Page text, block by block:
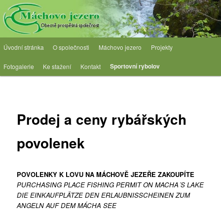
Přejít
k
hlavnímu
obsahu
webu OPS Máchovo jezero
Obecně prospěšná společnost
Hlavní
menu
Úvodní stránka O společnosti Máchovo jezero Projekty
Fotogalerie Ke stažení Kontakt Sportovní rybolov
Prodej a ceny rybářských
povolenek
POVOLENKY K LOVU NA MÁCHOVĚ JEZEŘE ZAKOUPÍTE
PURCHASING PLACE FISHING PERMIT ON MACHA´S LAKE
DIE EINKAUFPLÄTZE DEN ERLAUBNISSCHEINEN ZUM
ANGELN AUF DEM MÁCHA SEE